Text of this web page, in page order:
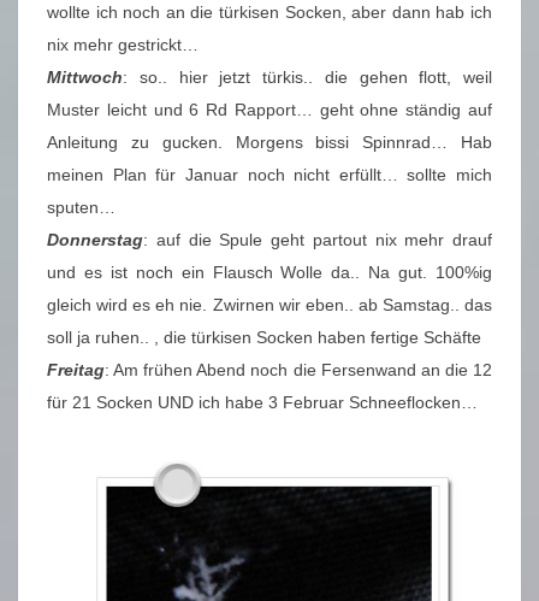
wollte ich noch an die türkisen Socken, aber dann hab ich
nix mehr gestrickt…
Mittwoch: so.. hier jetzt türkis.. die gehen flott, weil
Muster leicht und 6 Rd Rapport… geht ohne ständig auf
Anleitung zu gucken. Morgens bissi Spinnrad… Hab
meinen Plan für Januar noch nicht erfüllt… sollte mich
sputen…
Donnerstag: auf die Spule geht partout nix mehr drauf
und es ist noch ein Flausch Wolle da.. Na gut. 100%ig
gleich wird es eh nie. Zwirnen wir eben.. ab Samstag.. das
soll ja ruhen.. , die türkisen Socken haben fertige Schäfte
Freitag: Am frühen Abend noch die Fersenwand an die 12
für 21 Socken UND ich habe 3 Februar Schneeflocken…